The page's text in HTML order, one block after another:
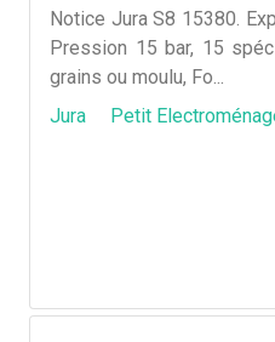
Notice Jura S8 15380.
Pression 15 bar, 15
grains ou moulu, Fo...
Jura
Petit